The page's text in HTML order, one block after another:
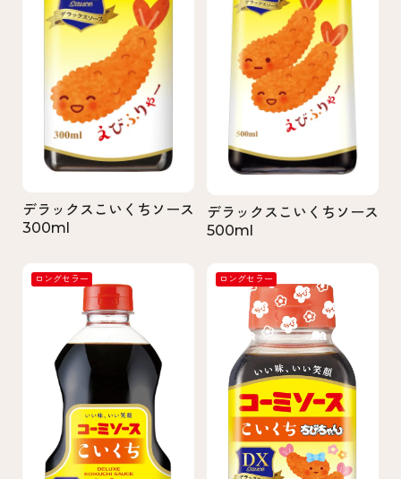
デラックスこいくちソース
300ml
デラックスこいくちソース
500ml
ロングセラー ロングセラー